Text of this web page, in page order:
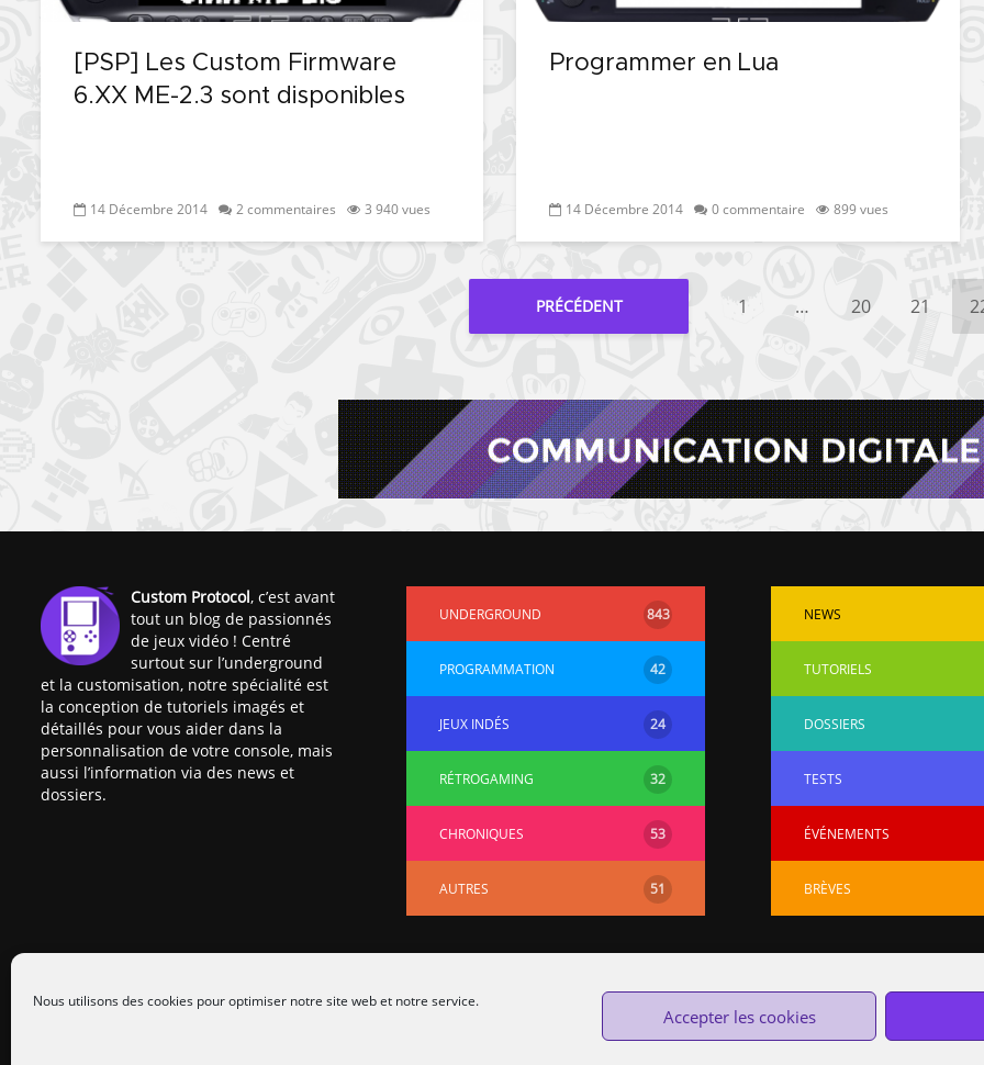
Nous utilisons des cookies pour optimiser notre site web et notre service.
Accepter les cookies
[PSP] Les Custom Firmware
6.XX ME-2.3 sont disponibles
14 Décembre 2014 2 commentaires 3 940 vues
Programmer en Lua
14 Décembre 2014 0 commentaire 899 vues
PRÉCÉDENT 1 … 20 21
Custom Protocol, c’est avant
tout un blog de passionnés
de jeux vidéo ! Centré
surtout sur l’underground
et la customisation, notre spécialité est
la conception de tutoriels imagés et
détaillés pour vous aider dans la
personnalisation de votre console, mais
aussi l’information via des news et
dossiers.
UNDERGROUND 843
PROGRAMMATION 42
JEUX INDÉS 24
RÉTROGAMING 32
CHRONIQUES 53
AUTRES 51
NEWS
TUTORIELS
DOSSIERS
TESTS
ÉVÉNEMENTS
BRÈVES